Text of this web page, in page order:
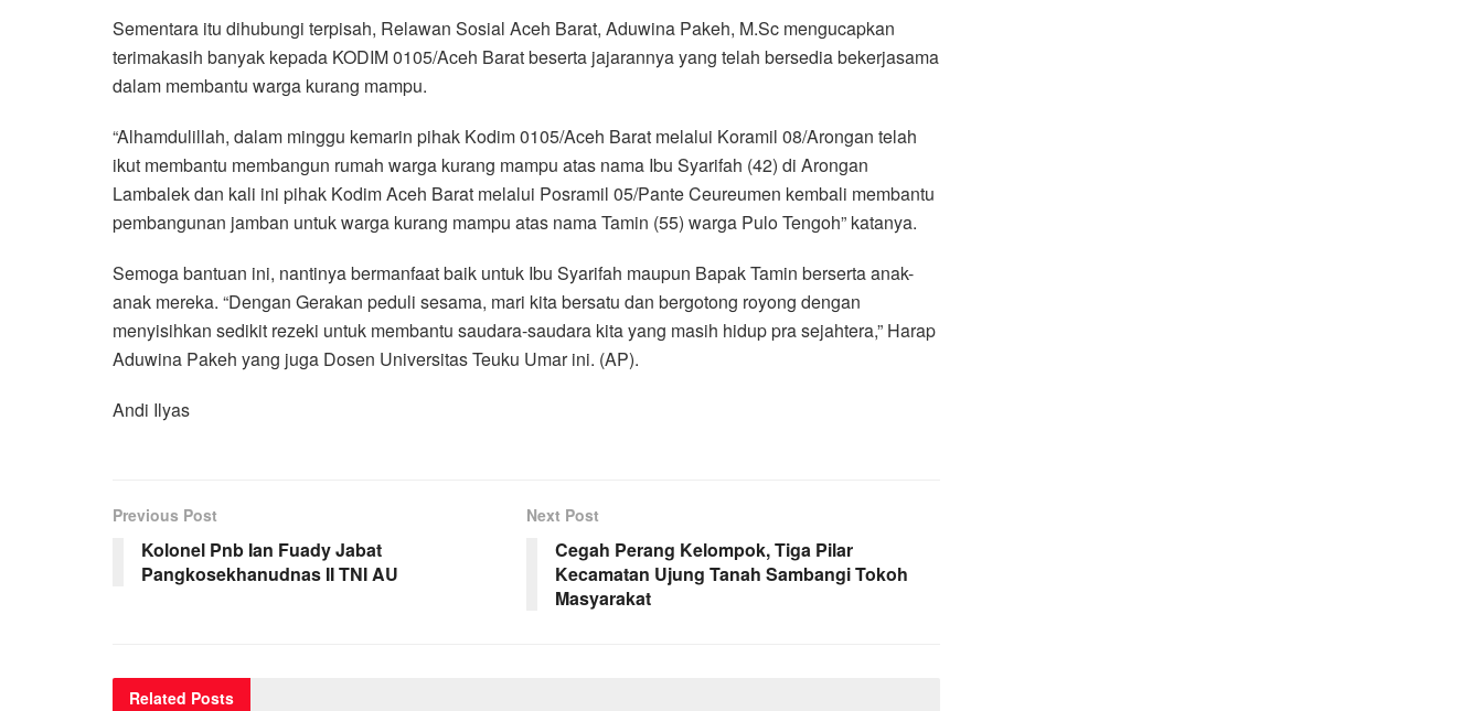
Sementara itu dihubungi terpisah, Relawan Sosial Aceh Barat, Aduwina Pakeh, M.Sc mengucapkan
terimakasih banyak kepada KODIM 0105/Aceh Barat beserta jajarannya yang telah bersedia bekerjasama
dalam membantu warga kurang mampu.
“Alhamdulillah, dalam minggu kemarin pihak Kodim 0105/Aceh Barat melalui Koramil 08/Arongan telah
ikut membantu membangun rumah warga kurang mampu atas nama Ibu Syarifah (42) di Arongan
Lambalek dan kali ini pihak Kodim Aceh Barat melalui Posramil 05/Pante Ceureumen kembali membantu
pembangunan jamban untuk warga kurang mampu atas nama Tamin (55) warga Pulo Tengoh” katanya.
Semoga bantuan ini, nantinya bermanfaat baik untuk Ibu Syarifah maupun Bapak Tamin berserta anak-
anak mereka. “Dengan Gerakan peduli sesama, mari kita bersatu dan bergotong royong dengan
menyisihkan sedikit rezeki untuk membantu saudara-saudara kita yang masih hidup pra sejahtera,” Harap
Aduwina Pakeh yang juga Dosen Universitas Teuku Umar ini. (AP).
Andi Ilyas
Previous Post
Kolonel Pnb Ian Fuady Jabat
Pangkosekhanudnas II TNI AU
Next Post
Cegah Perang Kelompok, Tiga Pilar
Kecamatan Ujung Tanah Sambangi Tokoh
Masyarakat
Related Posts